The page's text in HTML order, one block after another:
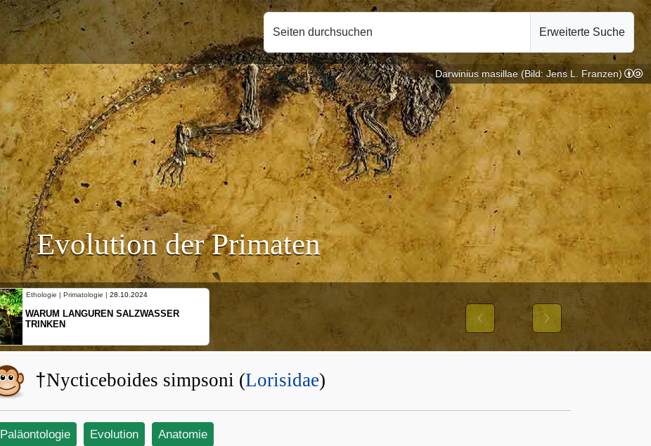
Seiten durchsuchen Erweiterte Suche
Evolution der Primaten
Ethologie | Primatologie |
BEWEGUNGSMUSTER
Ethologie | Primatologie |28.10.2024
WARUM LANGUREN SALZWASSER
TRINKEN
Previous Next
Darwinius masillae (Bild: Jens L. Franzen)
†Nycticeboides simpsoni (Lorisidae)
Paläontologie Evolution Anatomie